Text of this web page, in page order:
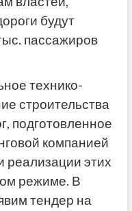
будут
пассажиров
технико-
строительства
подготовленное
компанией
реализации этих
режиме. В
тендер на